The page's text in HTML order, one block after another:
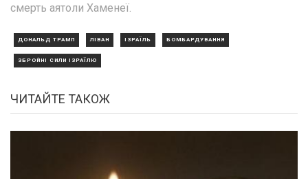
смерть аятоли Хаменеї.
ДОНАЛЬД ТРАМП ЛІВАН ІЗРАЇЛЬ БОМБАРДУВАННЯ
ЗБРОЙНІ СИЛИ ІЗРАЇЛЮ
ЧИТАЙТЕ ТАКОЖ